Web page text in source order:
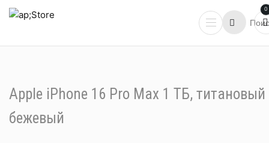
0
Apple iPhone 16 Pro Max 1 ТБ, титановый
бежевый